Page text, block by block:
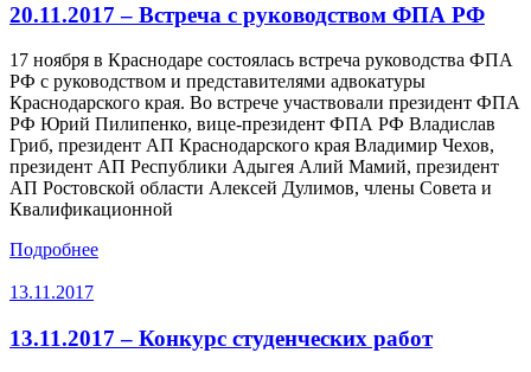
20.11.2017 – Встреча с руководством ФПА РФ
17 ноября в Краснодаре состоялась встреча руководства ФПА
РФ с руководством и представителями адвокатуры
Краснодарского края. Во встрече участвовали президент ФПА
РФ Юрий Пилипенко, вице-президент ФПА РФ Владислав
Гриб, президент АП Краснодарского края Владимир Чехов,
президент АП Республики Адыгея Алий Мамий, президент
АП Ростовской области Алексей Дулимов, члены Совета и
Квалификационной
Подробнее
13.11.2017
13.11.2017 – Конкурс студенческих работ